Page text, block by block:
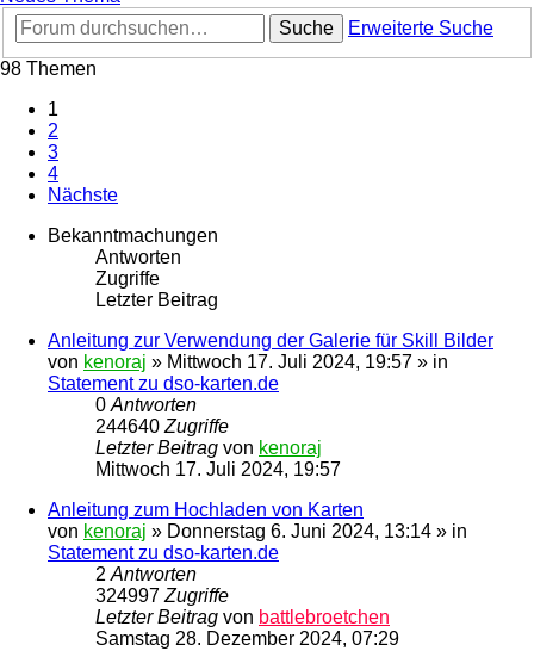
Suche
Erweiterte Suche
98 Themen
1
2
3
4
Nächste
Bekanntmachungen
Antworten
Zugriffe
Letzter Beitrag
Anleitung zur Verwendung der Galerie für Skill Bilder
von kenoraj » Mittwoch 17. Juli 2024, 19:57 » in
Statement zu dso-karten.de
0Antworten
244640Zugriffe
Letzter Beitrag von kenoraj
Mittwoch 17. Juli 2024, 19:57
Anleitung zum Hochladen von Karten
von kenoraj » Donnerstag 6. Juni 2024, 13:14 » in
Statement zu dso-karten.de
2Antworten
324997Zugriffe
Letzter Beitrag von battlebroetchen
Samstag 28. Dezember 2024, 07:29